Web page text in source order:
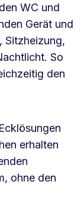
WC und
Gerät und
Sitzheizung,
So
den
erhalten
ohne den